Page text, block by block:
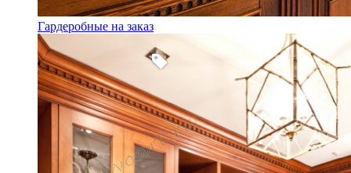
Гардеробные на заказ